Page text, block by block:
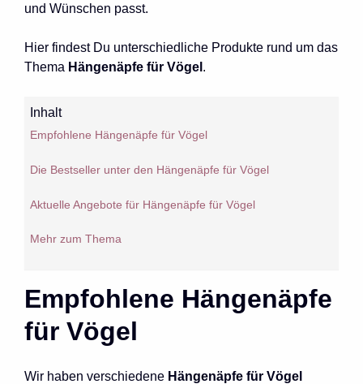
und Wünschen passt.
Hier findest Du unterschiedliche Produkte rund um das
Thema Hängenäpfe für Vögel .
Inhalt
Empfohlene Hängenäpfe für Vögel
Die Bestseller unter den Hängenäpfe für Vögel
Aktuelle Angebote für Hängenäpfe für Vögel
Mehr zum Thema
Empfohlene Hängenäpfe
für Vögel
Wir haben verschiedene Hängenäpfe für Vögel